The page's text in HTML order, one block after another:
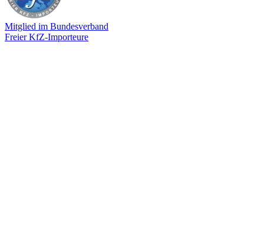
Mitglied im Bundesverband
Freier KfZ-Importeure